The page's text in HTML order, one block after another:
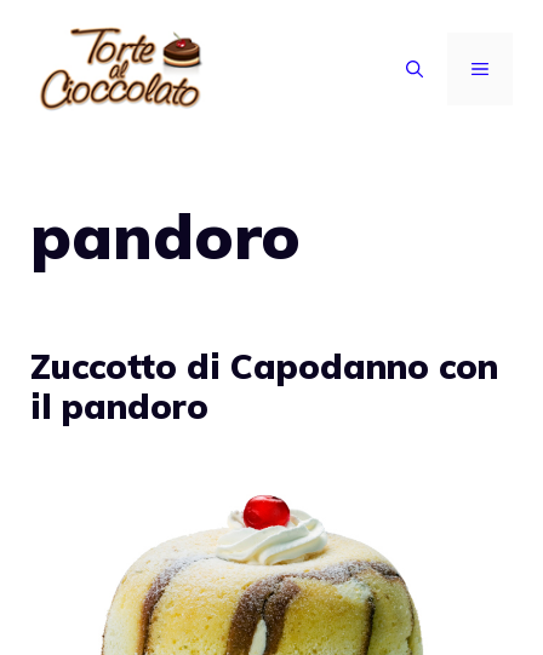
contenuto
MENU
pandoro
Zuccotto di Capodanno con
il pandoro